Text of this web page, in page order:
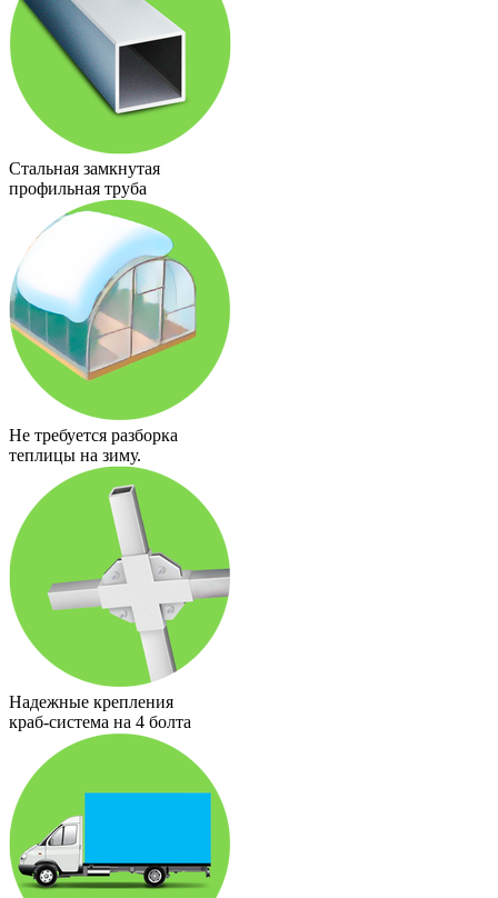
Стальная замкнутая
профильная труба
Не требуется разборка
теплицы на зиму.
Надежные крепления
краб-система на 4 болта